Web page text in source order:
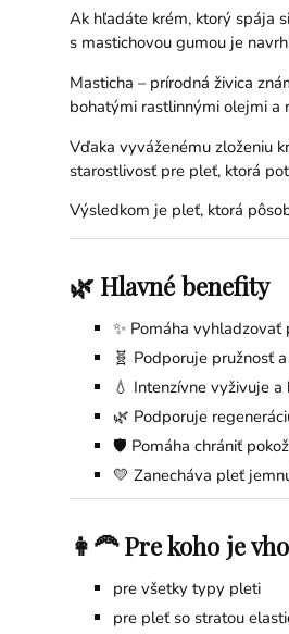
Ak hľadáte krém, ktorý spája
s mastichovou gumou je
Masticha – prírodná živica
bohatými rastlinnými olejmi a
Vďaka vyváženému zloženiu
starostlivosť pre pleť, ktorá
Výsledkom je pleť, ktorá
🌿 Hlavné benefity
✨ Pomáha
🧬 Podporuje pružnosť
💧 Intenzívne vyživuje
🌿 Podporuje
🛡️ Pomáha chrániť
💛 Zanecháva pleť
👩‍🦰 Pre koho je
pre všetky typy pleti
pre pleť so stratou